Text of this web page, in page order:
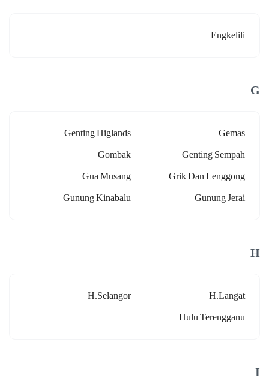
Engkelili
G
Gemas
Genting Higlands
Genting Sempah
Gombak
Grik Dan Lenggong
Gua Musang
Gunung Jerai
Gunung Kinabalu
H
H.langat
H.selangor
Hulu Terengganu
I